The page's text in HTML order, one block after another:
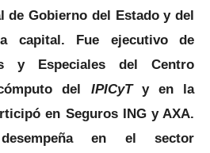
de Gobierno del Estado y del
capital. Fue ejecutivo de
y Especiales del Centro
del IPICyTy en la
en Seguros ING y AXA.
en el sector